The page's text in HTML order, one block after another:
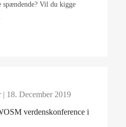
spændende? Vil du kigge
| 18. December 2019
verdenskonference i